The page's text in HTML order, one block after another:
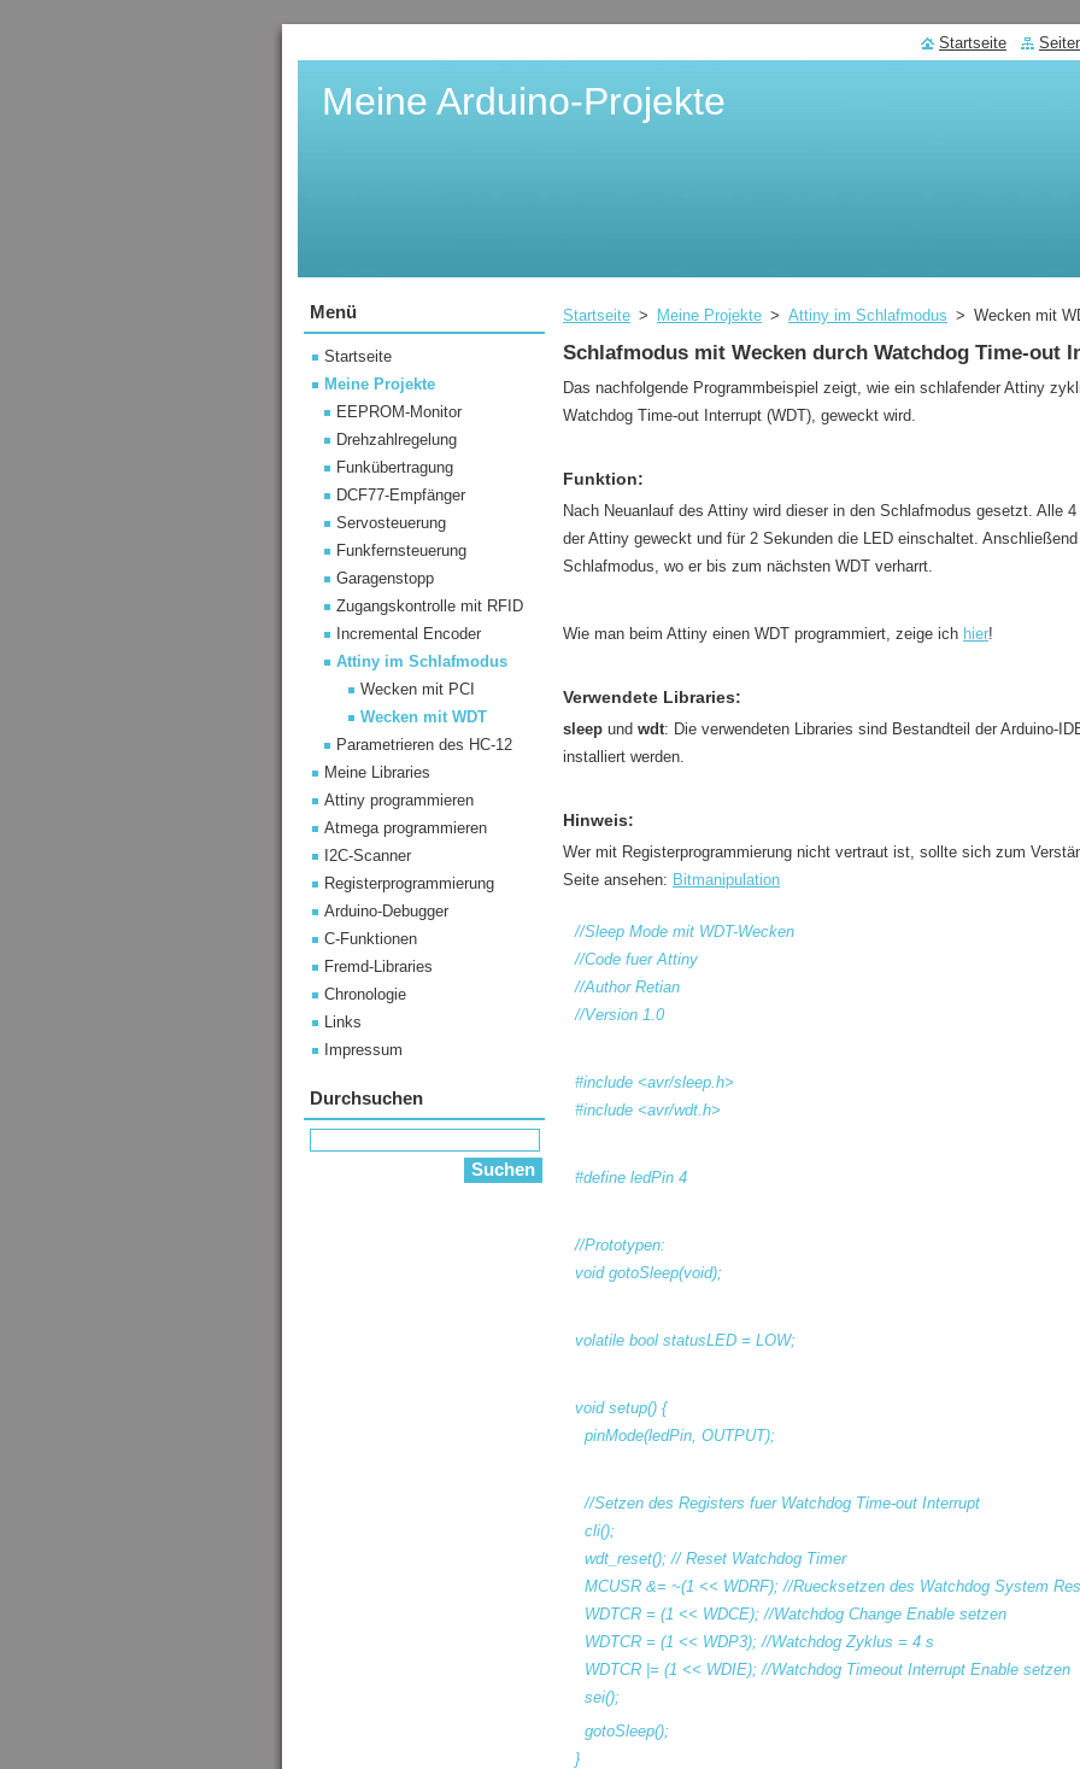
Meine Arduino-Projekte
Startseite > Meine Projekte > Attiny im Schlafmodus > Wecken mit
Schlafmodus mit Wecken durch Watchdog Time-out
Das nachfolgende Programmbeispiel zeigt, wie ein schlafender Attiny
Watchdog Time-out Interrupt (WDT), geweckt wird.
Funktion:
Nach Neuanlauf des Attiny wird dieser in den Schlafmodus gesetzt. Alle
der Attiny geweckt und für 2 Sekunden die LED einschaltet.
Schlafmodus, wo er bis zum nächsten WDT verharrt.
Wie man beim Attiny einen WDT programmiert, zeige ich hier!
Verwendete Libraries:
sleep und wdt: Die verwendeten Libraries sind Bestandteil der Arduino-
installiert werden.
Hinweis:
Wer mit Registerprogrammierung nicht vertraut ist, sollte sich zum
Seite ansehen: Bitmanipulation
//Sleep Mode mit WDT-Wecken
//Code fuer Attiny
//Author Retian
//Version 1.0
#include <avr/sleep.h>
#include <avr/wdt.h>
#define ledPin 4
//Prototypen:
void gotoSleep(void);
volatile bool statusLED = LOW;
void setup() {
pinMode(ledPin, OUTPUT);
//Setzen des Registers fuer Watchdog Time-out Interrupt
cli();
wdt_reset(); // Reset Watchdog Timer
MCUSR &= ~(1 << WDRF); //Ruecksetzen des Watchdog System
WDTCR = (1 << WDCE); //Watchdog Change Enable setzen
WDTCR = (1 << WDP3); //Watchdog Zyklus = 4 s
WDTCR |= (1 << WDIE); //Watchdog Timeout Interrupt Enable setzen
sei();
gotoSleep();
}
Menü
Startseite
Meine Projekte
EEPROM-Monitor
Drehzahlregelung
Funkübertragung
DCF77-Empfänger
Servosteuerung
Funkfernsteuerung
Garagenstopp
Zugangskontrolle mit RFID
Incremental Encoder
Attiny im Schlafmodus
Wecken mit PCI
Wecken mit WDT
Parametrieren des HC-12
Meine Libraries
Attiny programmieren
Atmega programmieren
I2C-Scanner
Registerprogrammierung
Arduino-Debugger
C-Funktionen
Fremd-Libraries
Chronologie
Links
Impressum
Durchsuchen
Startseite